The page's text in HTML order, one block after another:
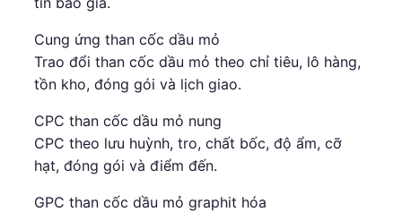
Cung ứng than cốc dầu mỏ
Trao đổi than cốc dầu mỏ theo chỉ tiêu, lô hàng,
tồn kho, đóng gói và lịch giao.
CPC than cốc dầu mỏ nung
CPC theo lưu huỳnh, tro, chất bốc, độ ẩm, cỡ
hạt, đóng gói và điểm đến.
GPC than cốc dầu mỏ graphit hóa